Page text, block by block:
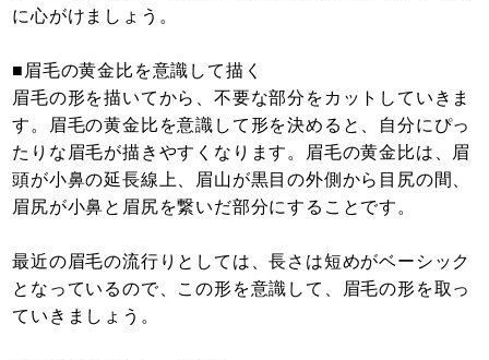
に心がけましょう。
■眉毛の黄金比を意識して描く
眉毛の形を描いてから、不要な部分をカットしていきま
す。眉毛の黄金比を意識して形を決めると、自分にぴっ
たりな眉毛が描きやすくなります。眉毛の黄金比は、眉
頭が小鼻の延長線上、眉山が黒目の外側から目尻の間、
眉尻が小鼻と眉尻を繋いだ部分にすることです。
最近の眉毛の流行りとしては、長さは短めがベーシック
となっているので、この形を意識して、眉毛の形を取っ
ていきましょう。